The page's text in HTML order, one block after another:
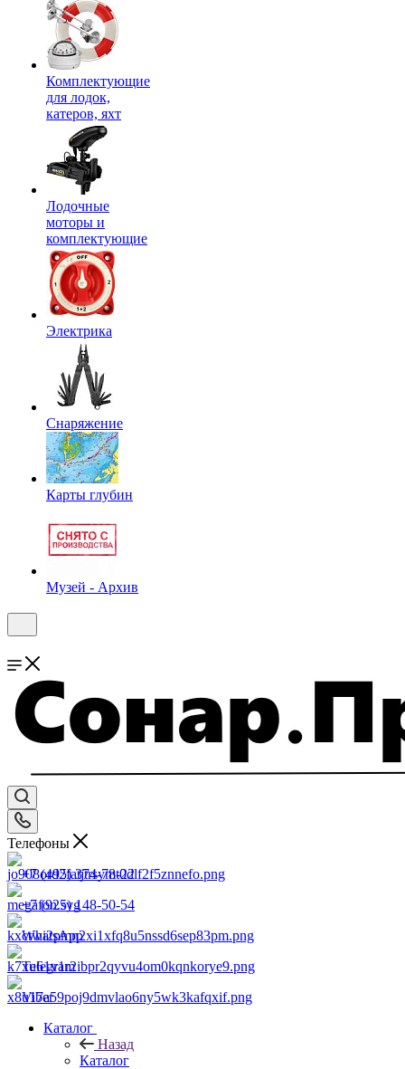
Комплектующие
для лодок,
катеров, яхт
Лодочные
моторы и
комплектующие
Электрика
Снаряжение
Карты глубин
Музей - Архив
Телефоны
+7 (495) 374-78-22
+7 (925) 148-50-54
WhatsApp
Telegram
Viber
Каталог
Назад
Каталог